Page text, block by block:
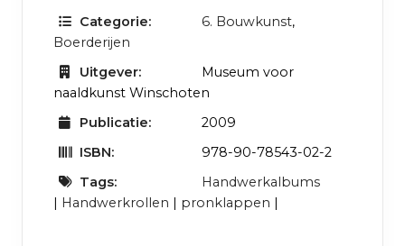
Categorie:
6. Bouwkunst,
Boerderijen
Uitgever:
Museum voor
naaldkunst Winschoten
Publicatie:
2009
ISBN:
978-90-78543-02-2
Tags:
Handwerkalbums
Handwerkrollen pronklappen